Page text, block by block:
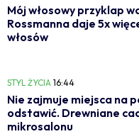
Mój włosowy przyklap
Rossmanna daje 5x
włosów
STYL ŻYCIA 16:44
Nie zajmuje miejsca na
odstawić. Drewniane
mikrosalonu